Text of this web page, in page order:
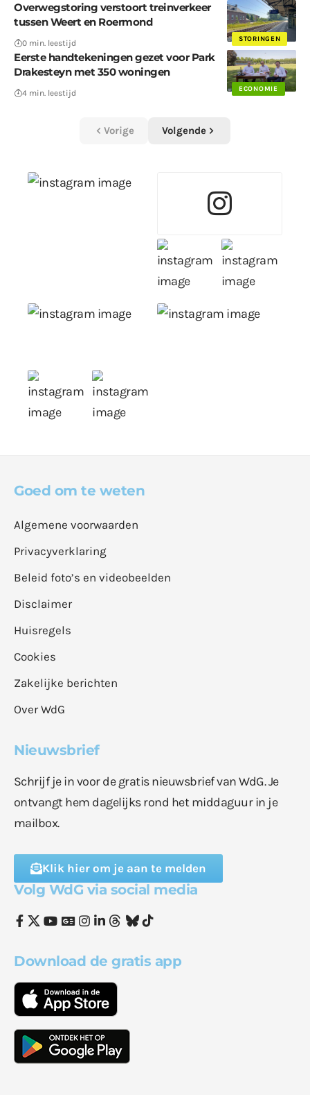
STORINGEN
Overwegstoring verstoort treinverkeer
tussen Weert en Roermond
0 min. leestijd
ECONOMIE
Eerste handtekeningen gezet voor Park
Drakesteyn met 350 woningen
4 min. leestijd
Vorige Volgende
Goed om te weten
Algemene voorwaarden
Privacyverklaring
Beleid foto’s en videobeelden
Disclaimer
Huisregels
Cookies
Zakelijke berichten
Over WdG
Nieuwsbrief
Schrijf je in voor de gratis nieuwsbrief van WdG. Je
ontvangt hem dagelijks rond het middaguur in je
mailbox.
Klik hier om je aan te melden
Volg WdG via social media
Download de gratis app